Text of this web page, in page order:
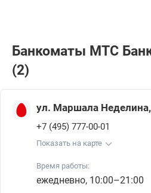
Банкоматы МТС
(2)
ул. Маршала
+7 (495) 777-00-01
Показать на карте
Время работы:
ежедневно, 10:00–21:00